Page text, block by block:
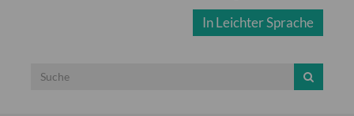
In Leichter Sprache